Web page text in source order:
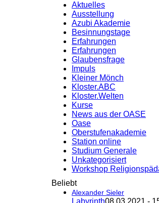
Aktuelles
Ausstellung
Azubi Akademie
Besinnungstage
Erfahrungen
Erfahrungen
Glaubensfrage
Impuls
Kleiner Mönch
Kloster.ABC
Kloster.Welten
Kurse
News aus der OASE
Oase
Oberstufenakademie
Station online
Studium Generale
Unkategorisiert
Workshop
Beliebt
Alexander Sieler